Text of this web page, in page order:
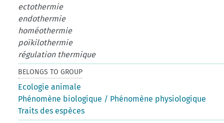
ectothermie
endothermie
homéothermie
poïkilothermie
régulation thermique
BELONGS TO GROUP
Ecologie animale
Phénomène biologique / Phénomène physiologique
Traits des espèces